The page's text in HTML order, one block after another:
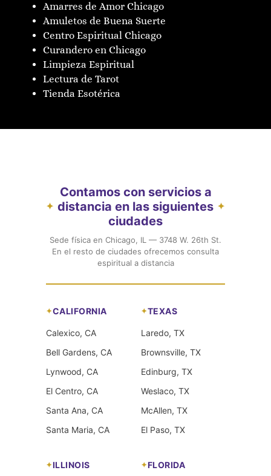
Amarres de Amor Chicago
Amuletos de Buena Suerte
Centro Espiritual Chicago
Curandero en Chicago
Limpieza Espiritual
Lectura de Tarot
Tienda Esotérica
✦
Contamos con servicios a
distancia en las siguientes
ciudades
✦
Sede física en Chicago, IL — 3748 W. 26th St.
En el resto de ciudades ofrecemos consulta
espiritual a distancia
CALIFORNIA
Calexico, CA
Bell Gardens, CA
Lynwood, CA
El Centro, CA
Santa Ana, CA
Santa Maria, CA
TEXAS
Laredo, TX
Brownsville, TX
Edinburg, TX
Weslaco, TX
McAllen, TX
El Paso, TX
ILLINOIS FLORIDA